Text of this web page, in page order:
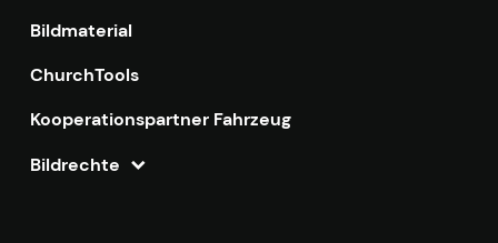
Bildmaterial
ChurchTools
Kooperationspartner Fahrzeug
Bildrechte